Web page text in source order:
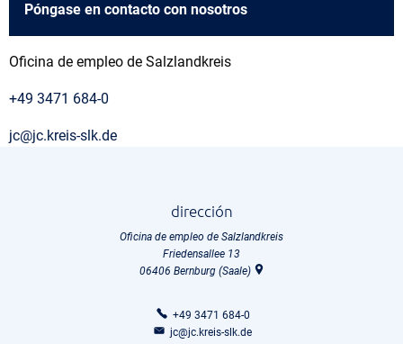
Póngase en contacto con nosotros
Oficina de empleo de Salzlandkreis
+49 3471 684-0
jc@jc.kreis-slk.de
dirección
Oficina de empleo de Salzlandkreis
Friedensallee 13
06406 Bernburg (Saale)
+49 3471 684-0
jc@jc.kreis-slk.de